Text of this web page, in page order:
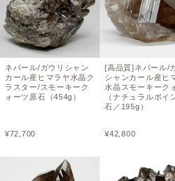
ネパール/ガウリシャン
カール産ヒマラヤ水晶ク
ラスター/スモーキーク
ォーツ原石（454g）
¥72,700
[高品質]ネパール/
シャンカール産ヒ
水晶スモーキーク
（ナチュラルポイ
石／195g）
¥42,800